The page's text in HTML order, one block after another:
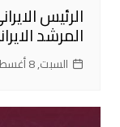
الرئيس
المرشد
السبت, 8 أغسطس 2026, 19:05